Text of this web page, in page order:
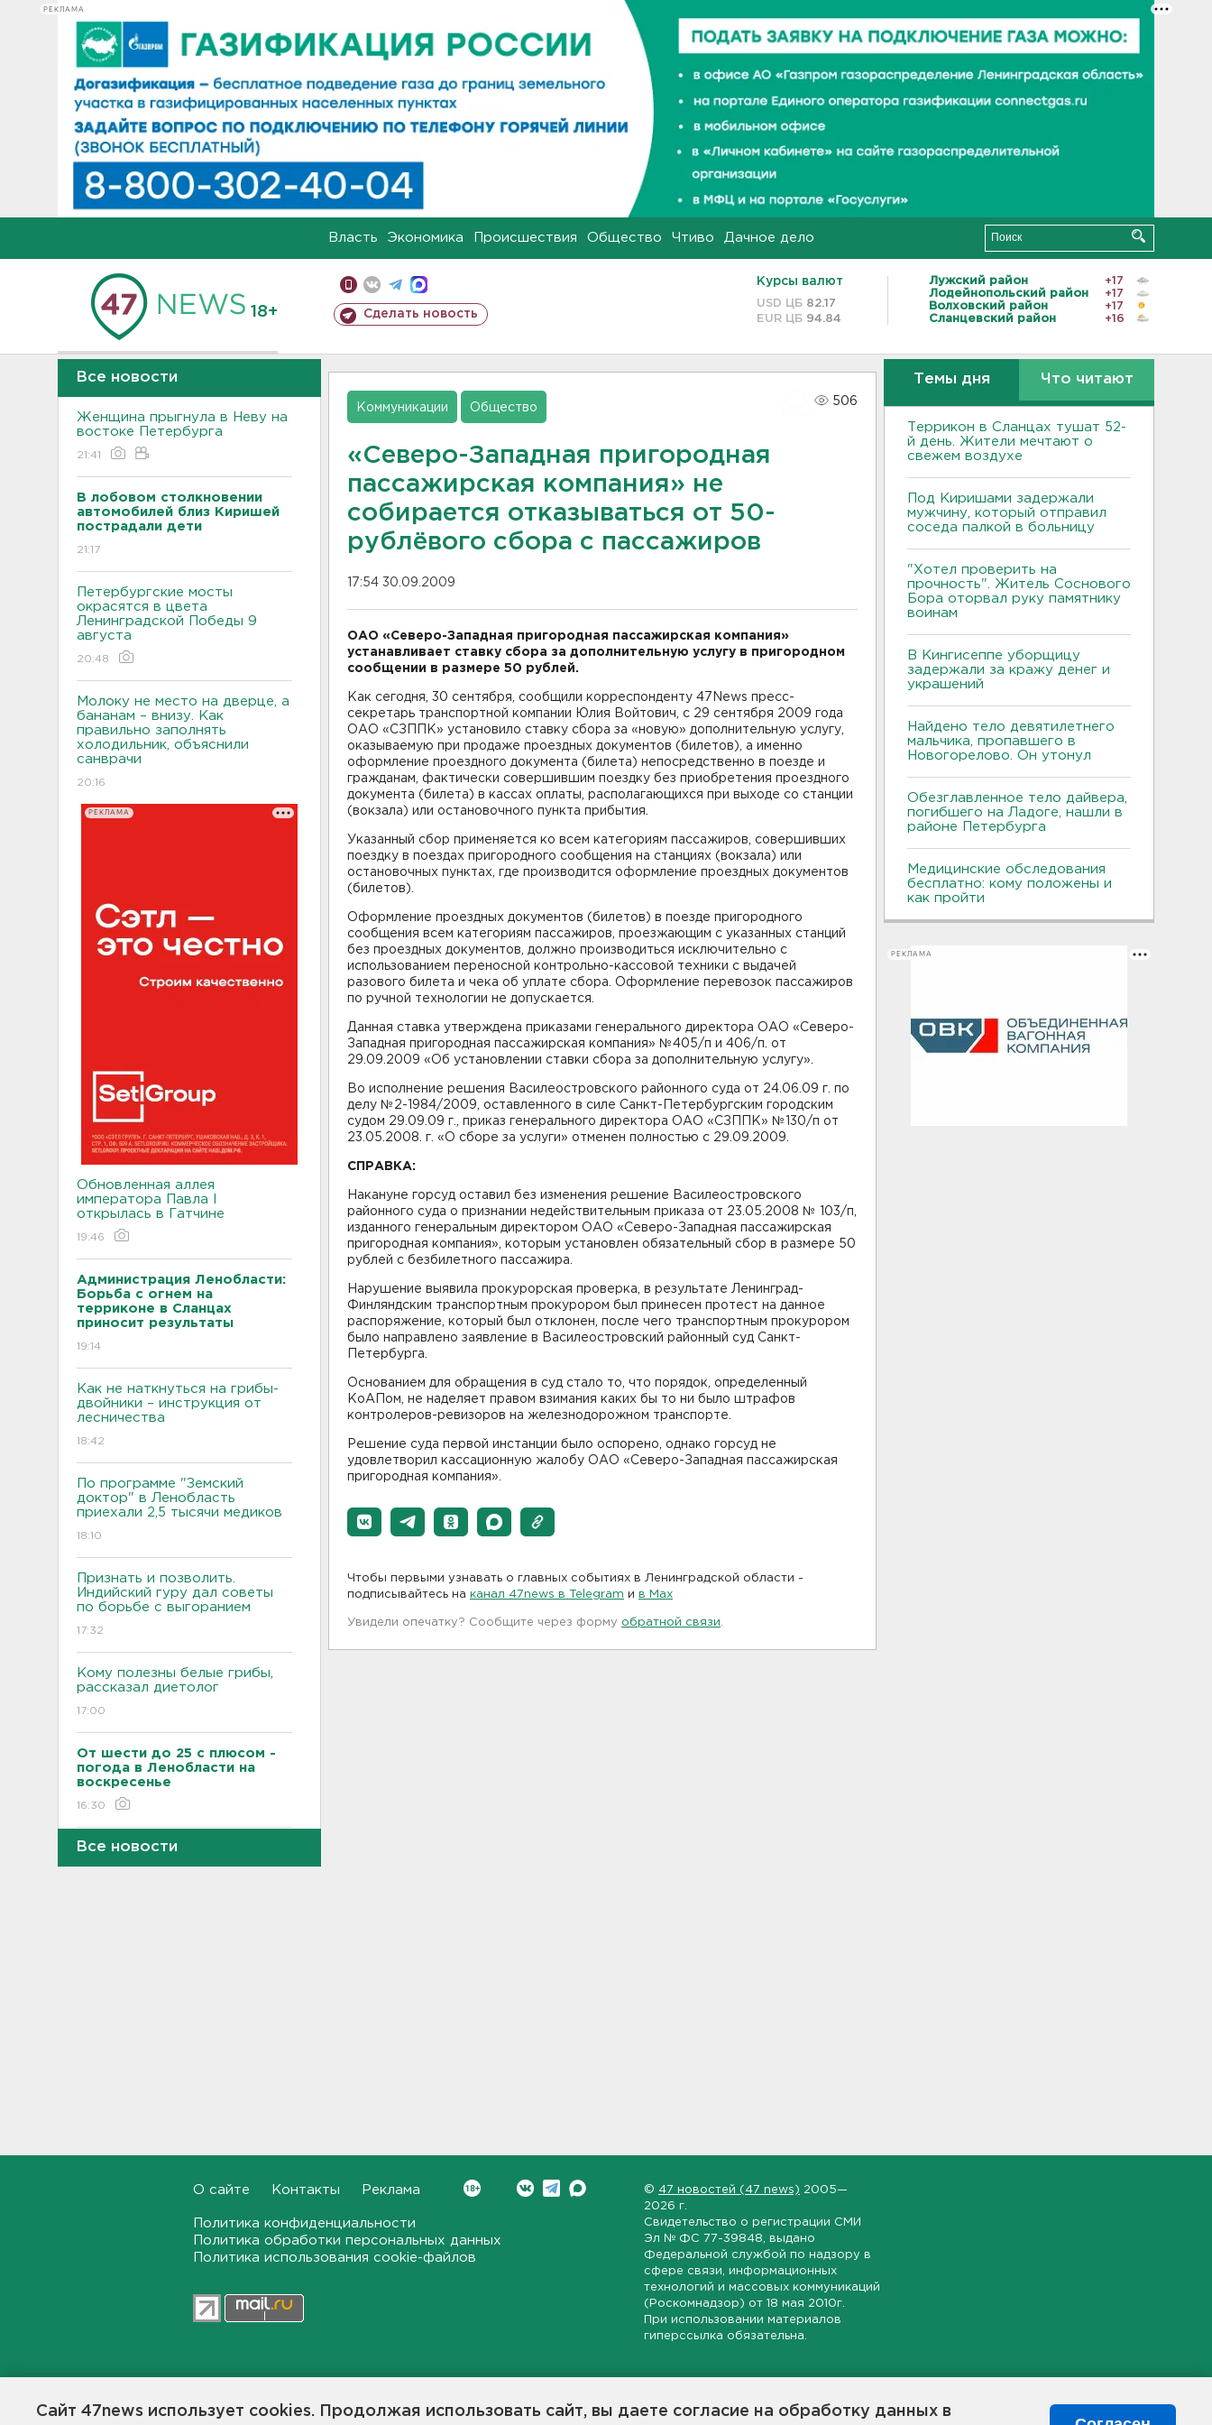
Сайт 47news использует cookies. Продолжая использовать сайт, вы даете согласие на обработку данных в
РЕКЛАМА
Власть Экономика Происшествия Общество Чтиво Дачное дело
18+ Сделать новость
Курсы валют
USD ЦБ 82.17
EUR ЦБ 94.84
Лужский район
+17
Лодейнопольский район
+17
Волховский район
+17
Сланцевский район
+16
Все новости
Женщина прыгнула в Неву на
востоке Петербурга
21:41
В лобовом столкновении
автомобилей близ Киришей
пострадали дети
21:17
Петербургские мосты
окрасятся в цвета
Ленинградской Победы 9
августа
20:48
Молоку не место на дверце, а
бананам – внизу. Как
правильно заполнять
холодильник, объяснили
санврачи
20:16
РЕКЛАМА
Обновленная аллея
императора Павла I
открылась в Гатчине
19:46
Администрация Ленобласти:
Борьба с огнем на
терриконе в Сланцах
приносит результаты
19:14
Как не наткнуться на грибы-
двойники – инструкция от
лесничества
18:42
По программе "Земский
доктор" в Ленобласть
приехали 2,5 тысячи медиков
18:10
Признать и позволить.
Индийский гуру дал советы
по борьбе с выгоранием
17:32
Кому полезны белые грибы,
рассказал диетолог
17:00
От шести до 25 с плюсом -
погода в Ленобласти на
воскресенье
16:30
Гаражная амнистия и
многоквартирных домов и
возбудили уголовное дело
13:50
Все новости
Коммуникации Общество
506
«Северо-Западная пригородная
пассажирская компания» не
собирается отказываться от 50-
рублёвого сбора с пассажиров
17:54 30.09.2009
ОАО «Северо-Западная пригородная пассажирская компания»
устанавливает ставку сбора за дополнительную услугу в пригородном
сообщении в размере 50 рублей.
Как сегодня, 30 сентября, сообщили корреспонденту 47News пресс-
секретарь транспортной компании Юлия Войтович, с 29 сентября 2009 года
ОАО «СЗППК» установило ставку сбора за «новую» дополнительную услугу,
оказываемую при продаже проездных документов (билетов), а именно
оформление проездного документа (билета) непосредственно в поезде и
гражданам, фактически совершившим поездку без приобретения проездного
документа (билета) в кассах оплаты, располагающихся при выходе со станции
(вокзала) или остановочного пункта прибытия.
Указанный сбор применяется ко всем категориям пассажиров, совершивших
поездку в поездах пригородного сообщения на станциях (вокзала) или
остановочных пунктах, где производится оформление проездных документов
(билетов).
Оформление проездных документов (билетов) в поезде пригородного
сообщения всем категориям пассажиров, проезжающим с указанных станций
без проездных документов, должно производиться исключительно с
использованием переносной контрольно-кассовой техники с выдачей
разового билета и чека об уплате сбора. Оформление перевозок пассажиров
по ручной технологии не допускается.
Данная ставка утверждена приказами генерального директора ОАО «Северо-
Западная пригородная пассажирская компания» №405/п и 406/п. от
29.09.2009 «Об установлении ставки сбора за дополнительную услугу».
Во исполнение решения Василеостровского районного суда от 24.06.09 г. по
делу №2-1984/2009, оставленного в силе Санкт-Петербургским городским
судом 29.09.09 г., приказ генерального директора ОАО «СЗППК» №130/п от
23.05.2008. г. «О сборе за услуги» отменен полностью с 29.09.2009.
СПРАВКА:
Накануне горсуд оставил без изменения решение Василеостровского
районного суда о признании недействительным приказа от 23.05.2008 № 103/п,
изданного генеральным директором ОАО «Северо-Западная пассажирская
пригородная компания», которым установлен обязательный сбор в размере 50
рублей с безбилетного пассажира.
Нарушение выявила прокурорская проверка, в результате Ленинград-
Финляндским транспортным прокурором был принесен протест на данное
распоряжение, который был отклонен, после чего транспортным прокурором
было направлено заявление в Василеостровский районный суд Санкт-
Петербурга.
Основанием для обращения в суд стало то, что порядок, определенный
КоАПом, не наделяет правом взимания каких бы то ни было штрафов
контролеров-ревизоров на железнодорожном транспорте.
Решение суда первой инстанции было оспорено, однако горсуд не
удовлетворил кассационную жалобу ОАО «Северо-Западная пассажирская
пригородная компания».
Чтобы первыми узнавать о главных событиях в Ленинградской области -
подписывайтесь на канал 47news в Telegram и в Maх
Увидели опечатку? Сообщите через форму обратной связи
Темы дня Что читают
Террикон в Сланцах тушат 52-
й день. Жители мечтают о
свежем воздухе
Под Киришами задержали
мужчину, который отправил
соседа палкой в больницу
"Хотел проверить на
прочность". Житель Соснового
Бора оторвал руку памятнику
воинам
В Кингисеппе уборщицу
задержали за кражу денег и
украшений
Найдено тело девятилетнего
мальчика, пропавшего в
Новогорелово. Он утонул
Обезглавленное тело дайвера,
погибшего на Ладоге, нашли в
районе Петербурга
Медицинские обследования
бесплатно: кому положены и
как пройти
РЕКЛАМА
О сайте Контакты Реклама
Политика конфиденциальности
Политика обработки персональных данных
Политика использования cookie-файлов
© 47 новостей (47 news) 2005—
2026 г.
Свидетельство о регистрации СМИ
Эл № ФС 77-39848 , выдано
Федеральной службой по надзору в
сфере связи, информационных
технологий и массовых коммуникаций
(Роскомнадзор) от 18 мая 2010г.
При использовании материалов
гиперссылка обязательна.
общественной жизни в Ленинградской области, экономической и инвестиционной активности в регионе.
Создатели рассчитывают, что «47 новостей» станет популярной и конструктивной площадкой для свободного